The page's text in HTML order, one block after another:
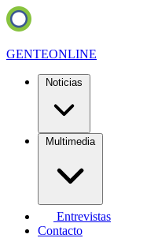
GENTEONLINE
Noticias
Multimedia
Entrevistas
Contacto